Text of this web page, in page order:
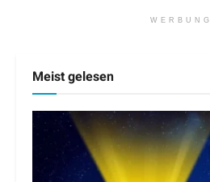
WERBUNG
Meist gelesen